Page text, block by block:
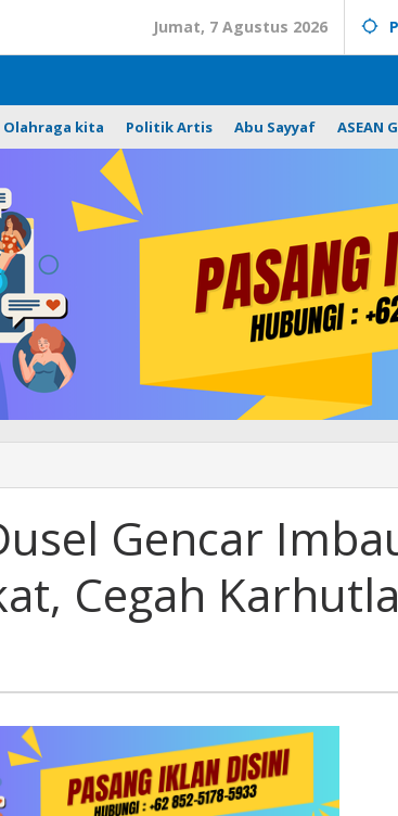
Jumat, 7 Agustus 2026
Olahraga kita Politik Artis Abu Sayyaf ASEAN
Gencar
Cegah Karhutla